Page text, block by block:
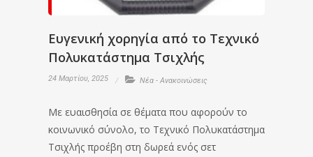
Ευγενική χορηγία από το Τεχνικό
Πολυκατάστημα Τσιχλής
24 Μαρτίου, 2025 Νέα - Ανακοινώσεις
Με ευαισθησία σε θέματα που αφορούν το
κοινωνικό σύνολο, το Τεχνικό Πολυκατάστημα
Τσιχλής προέβη στη δωρεά ενός σετ